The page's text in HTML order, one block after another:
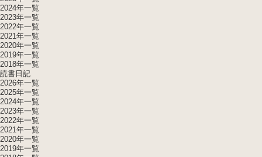
2024年一覧
2023年一覧
2022年一覧
2021年一覧
2020年一覧
2019年一覧
2018年一覧
読書日記
2026年一覧
2025年一覧
2024年一覧
2023年一覧
2022年一覧
2021年一覧
2020年一覧
2019年一覧